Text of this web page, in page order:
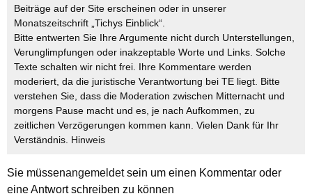
Beiträge auf der Site erscheinen oder in unserer
Monatszeitschrift „Tichys Einblick“.
Bitte entwerten Sie Ihre Argumente nicht durch Unterstellungen,
Verunglimpfungen oder inakzeptable Worte und Links. Solche
Texte schalten wir nicht frei. Ihre Kommentare werden
moderiert, da die juristische Verantwortung bei TE liegt. Bitte
verstehen Sie, dass die Moderation zwischen Mitternacht und
morgens Pause macht und es, je nach Aufkommen, zu
zeitlichen Verzögerungen kommen kann. Vielen Dank für Ihr
Verständnis. Hinweis
Sie müssenangemeldetsein um einen Kommentar oder
eine Antwort schreiben zu können